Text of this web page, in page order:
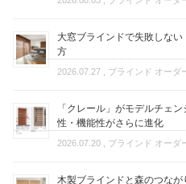
大窓ブラインドで失敗しな
方
2026.07.27 , ブラインド オーダ
「クレール」がモデルチェ
性・機能性がさらに進化
2026.07.20 , ブラインド オーダ
木製ブラインドと森のつな